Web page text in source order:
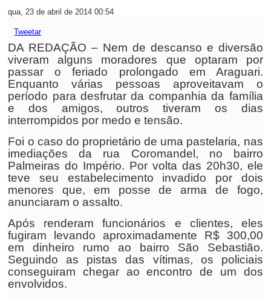
qua, 23 de abril de 2014 00:54
Tweetar
DA REDAÇÃO – Nem de descanso e diversão
viveram alguns moradores que optaram por
passar o feriado prolongado em Araguari.
Enquanto várias pessoas aproveitavam o
período para desfrutar da companhia da família
e dos amigos, outros tiveram os dias
interrompidos por medo e tensão.
Foi o caso do proprietário de uma pastelaria, nas
imediações da rua Coromandel, no bairro
Palmeiras do Império. Por volta das 20h30, ele
teve seu estabelecimento invadido por dois
menores que, em posse de arma de fogo,
anunciaram o assalto.
Após renderam funcionários e clientes, eles
fugiram levando aproximadamente R$ 300,00
em dinheiro rumo ao bairro São Sebastião.
Seguindo as pistas das vítimas, os policiais
conseguiram chegar ao encontro de um dos
envolvidos.